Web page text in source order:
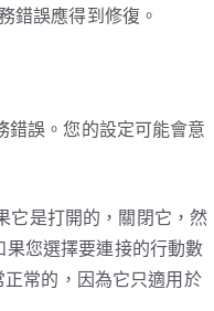
錯誤應得到修復。
誤。您的設定可能會意
它是打開的，關閉它，然
果您選擇要連接的行動數
常的，因為它只適用於